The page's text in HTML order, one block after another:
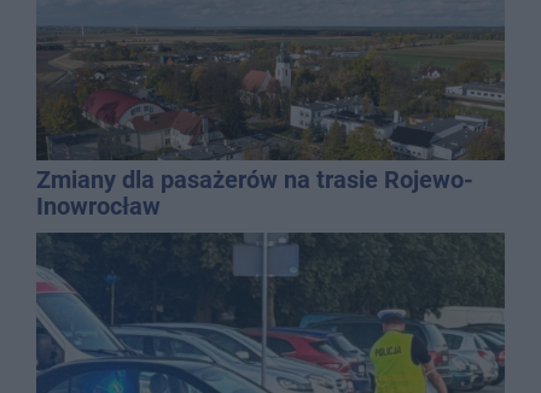
Zmiany dla pasażerów na trasie Rojewo-
Inowrocław